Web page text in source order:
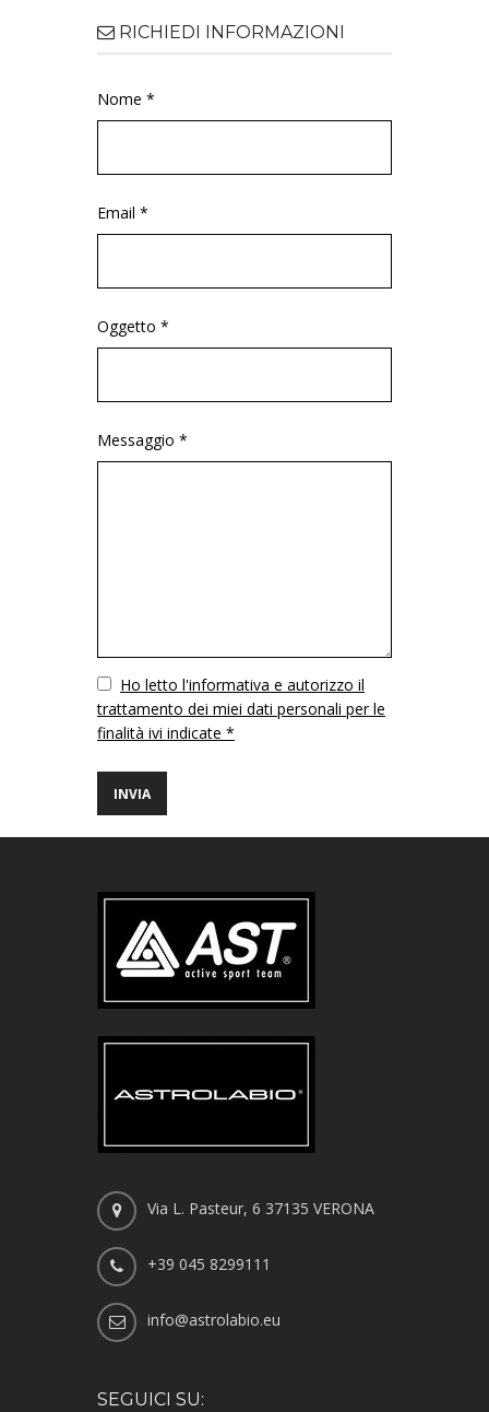
RICHIEDI INFORMAZIONI
Nome *
Email *
Oggetto *
Messaggio *
VuotoHo letto l'informativa e autorizzo il
trattamento dei miei dati personali per le
finalità ivi indicate *
Via L. Pasteur, 6 37135 VERONA
+39 045 8299111
info@astrolabio.eu
SEGUICI SU: